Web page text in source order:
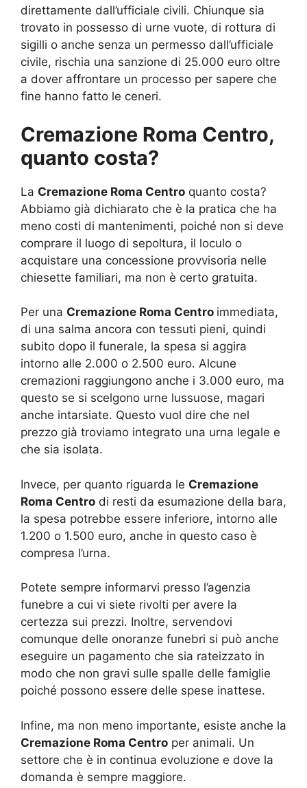
direttamente dall’ufficiale civili. Chiunque sia
trovato in possesso di urne vuote, di rottura di
sigilli o anche senza un permesso dall’ufficiale
civile, rischia una sanzione di 25.000 euro oltre
a dover affrontare un processo per sapere che
fine hanno fatto le ceneri.
Cremazione Roma Centro,
quanto costa?
La Cremazione Roma Centro quanto costa?
Abbiamo già dichiarato che è la pratica che ha
meno costi di mantenimenti, poiché non si deve
comprare il luogo di sepoltura, il loculo o
acquistare una concessione provvisoria nelle
chiesette familiari, ma non è certo gratuita.
Per una Cremazione Roma Centro immediata,
di una salma ancora con tessuti pieni, quindi
subito dopo il funerale, la spesa si aggira
intorno alle 2.000 o 2.500 euro. Alcune
cremazioni raggiungono anche i 3.000 euro, ma
questo se si scelgono urne lussuose, magari
anche intarsiate. Questo vuol dire che nel
prezzo già troviamo integrato una urna legale e
che sia isolata.
Invece, per quanto riguarda le Cremazione
Roma Centro di resti da esumazione della bara,
la spesa potrebbe essere inferiore, intorno alle
1.200 o 1.500 euro, anche in questo caso è
compresa l’urna.
Potete sempre informarvi presso l’agenzia
funebre a cui vi siete rivolti per avere la
certezza sui prezzi. Inoltre, servendovi
comunque delle onoranze funebri si può anche
eseguire un pagamento che sia rateizzato in
modo che non gravi sulle spalle delle famiglie
poiché possono essere delle spese inattese.
Infine, ma non meno importante, esiste anche la
Cremazione Roma Centro per animali. Un
settore che è in continua evoluzione e dove la
domanda è sempre maggiore.